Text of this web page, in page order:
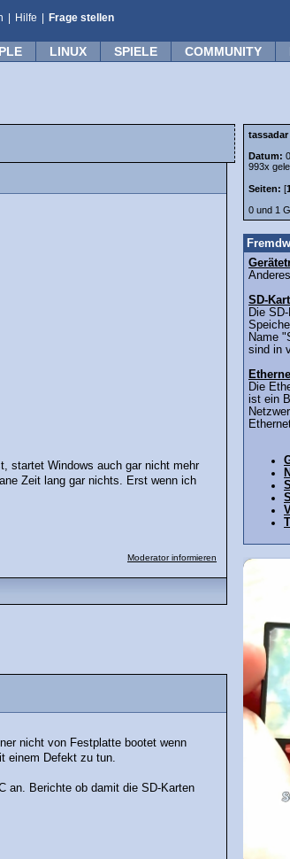
Hilfe Frage stellen
LINUX SPIELE COMMUNITY
startet Windows auch gar nicht mehr
Zeit lang gar nichts. Erst wenn ich
Moderator informieren
nicht von Festplatte bootet wenn
einem Defekt zu tun.
an. Berichte ob damit die SD-Karten
tassadar
Datum:
993x
Seiten: [1
0 und 1
SD-
Die
Name
sind in
Die
ist ein